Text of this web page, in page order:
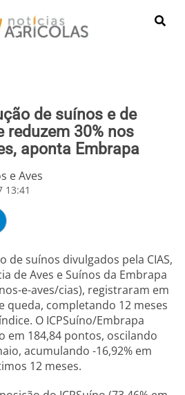
de suínos e de
30% nos
aponta Embrapa
e Aves
13:41
de suínos divulgados pela CIAS,
de Aves e Suínos da Embrapa
e-aves/cias), registraram em
queda, completando 12 meses
O ICPSuíno/Embrapa
em 184,84 pontos, oscilando
acumulando -16,92% em
12 meses.